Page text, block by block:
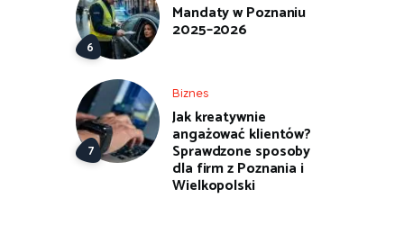
Mandaty w Poznaniu
2025–2026
Biznes
Jak kreatywnie
angażować klientów?
Sprawdzone sposoby
dla firm z Poznania i
Wielkopolski